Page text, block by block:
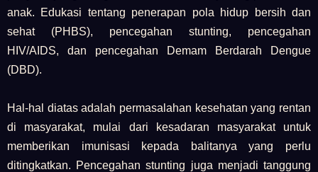
anak. Edukasi tentang penerapan pola hidup bersih dan
sehat (PHBS), pencegahan stunting, pencegahan
HIV/AIDS, dan pencegahan Demam Berdarah Dengue
(DBD).
Hal-hal diatas adalah permasalahan kesehatan yang rentan
di masyarakat, mulai dari kesadaran masyarakat untuk
memberikan imunisasi kepada balitanya yang perlu
ditingkatkan. Pencegahan stunting juga menjadi tanggung